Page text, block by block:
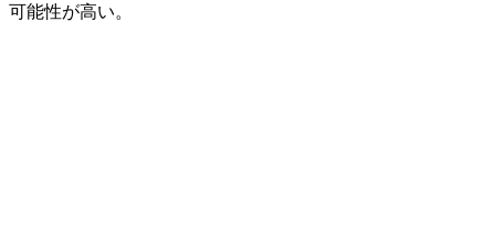
可能性が高い。